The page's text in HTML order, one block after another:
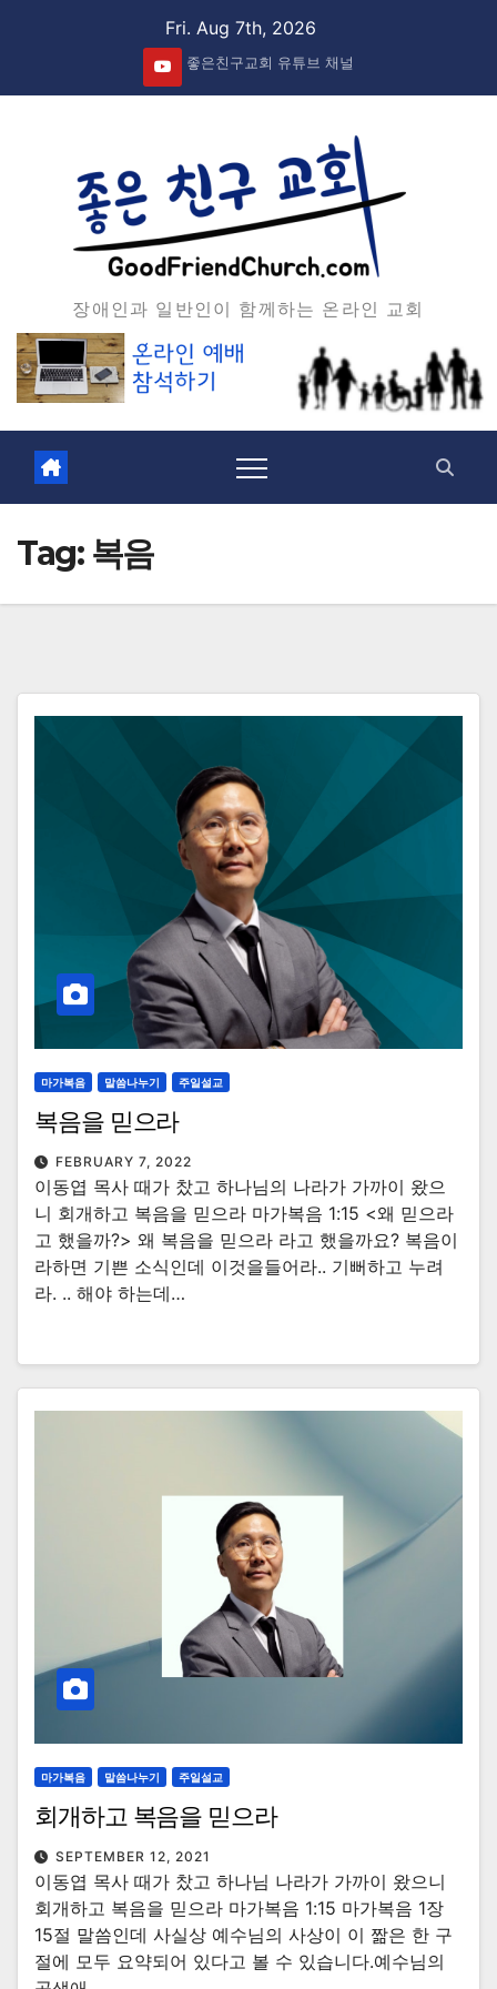
Fri. Aug 7th, 2026
좋은친구교회 유튜브 채널
장애인과 일반인이 함께하는 온라인 교회
Tag: 복음
마가복음 말씀나누기 주일설교
복음을 믿으라
FEBRUARY 7, 2022
이동엽 목사 때가 찼고 하나님의 나라가 가까이 왔으
니 회개하고 복음을 믿으라 마가복음 1:15 <왜 믿으라
고 했을까?> 왜 복음을 믿으라 라고 했을까요? 복음이
라하면 기쁜 소식인데 이것을들어라.. 기뻐하고 누려
라. .. 해야 하는데…
마가복음 말씀나누기 주일설교
회개하고 복음을 믿으라
SEPTEMBER 12, 2021
이동엽 목사 때가 찼고 하나님 나라가 가까이 왔으니
회개하고 복음을 믿으라 마가복음 1:15 마가복음 1장
15절 말씀인데 사실상 예수님의 사상이 이 짦은 한 구
절에 모두 요약되어 있다고 볼 수 있습니다.예수님의